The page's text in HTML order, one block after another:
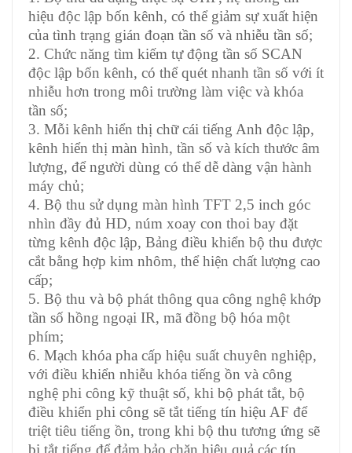
hiệu độc lập bốn kênh, có thể giảm sự xuất hiện
của tình trạng gián đoạn tần số và nhiễu tần số;
2. Chức năng tìm kiếm tự động tần số SCAN
độc lập bốn kênh, có thể quét nhanh tần số với ít
nhiễu hơn trong môi trường làm việc và khóa
tần số;
3. Mỗi kênh hiển thị chữ cái tiếng Anh độc lập,
kênh hiển thị màn hình, tần số và kích thước âm
lượng, để người dùng có thể dễ dàng vận hành
máy chủ;
4. Bộ thu sử dụng màn hình TFT 2,5 inch góc
nhìn đầy đủ HD, núm xoay con thoi bay đặt
từng kênh độc lập, Bảng điều khiển bộ thu được
cắt bằng hợp kim nhôm, thể hiện chất lượng cao
cấp;
5. Bộ thu và bộ phát thông qua công nghệ khớp
tần số hồng ngoại IR, mã đồng bộ hóa một
phím;
6. Mạch khóa pha cấp hiệu suất chuyên nghiệp,
với điều khiển nhiễu khóa tiếng ồn và công
nghệ phi công kỹ thuật số, khi bộ phát tắt, bộ
điều khiển phi công sẽ tắt tiếng tín hiệu AF để
triệt tiêu tiếng ồn, trong khi bộ thu tương ứng sẽ
bị tắt tiếng để đảm bảo chặn hiệu quả các tín